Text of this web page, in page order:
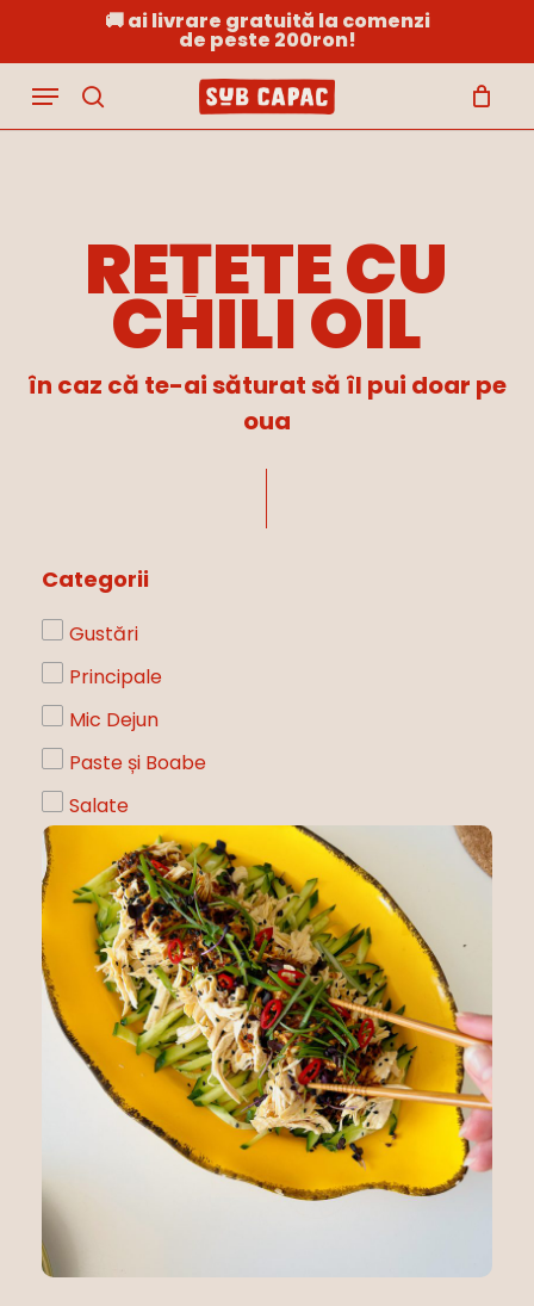
content
🚚 ai livrare gratuită la comenzi
de peste 200ron!
search
Menu
Cart Cart
REȚETECU
CHILIOIL
în caz că te-ai săturat să îl pui doar pe
oua
Categorii
Gustări
Principale
Mic Dejun
Paste și Boabe
Salate